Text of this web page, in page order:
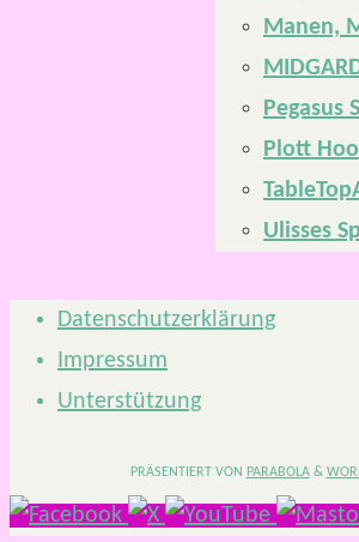
Manen,
Pegasus
Plott
Ulisses
Datenschutzerklärung
Impressum
Unterstützung
PRÄSENTIERT VON PARABOLA&